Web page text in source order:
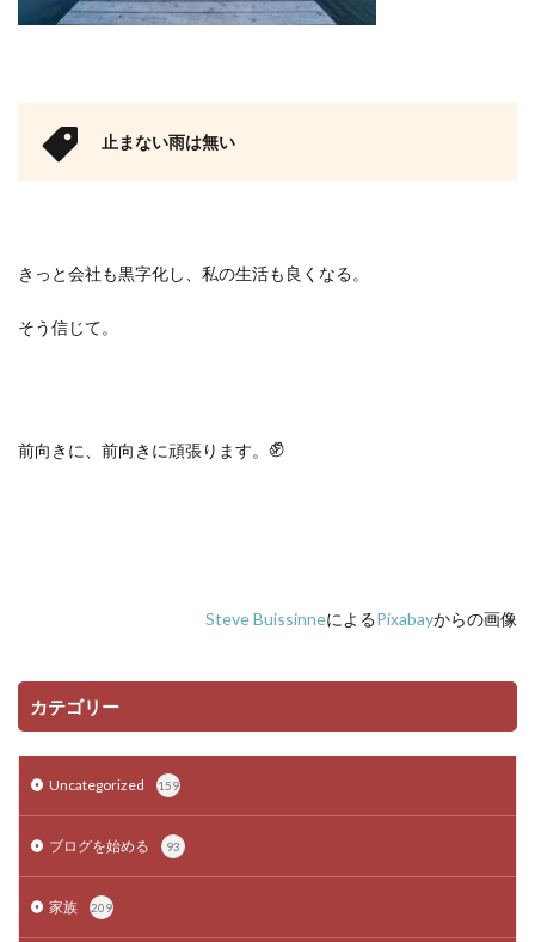
止まない雨は無い
きっと会社も黒字化し、私の生活も良くなる。
そう信じて。
前向きに、前向きに頑張ります。 ✊
Steve BuissinneによるPixabayからの画像
カテゴリー
Uncategorized 159
ブログを始める 93
家族 209